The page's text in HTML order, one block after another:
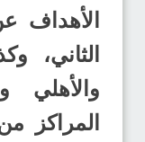
الأهداف
الثاني،
والأهلي
المراكز